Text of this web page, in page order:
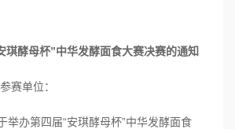
琪酵母杯”中华发酵面食大赛决赛的通知
赛单位：
第四届“安琪酵母杯”中华发酵面食